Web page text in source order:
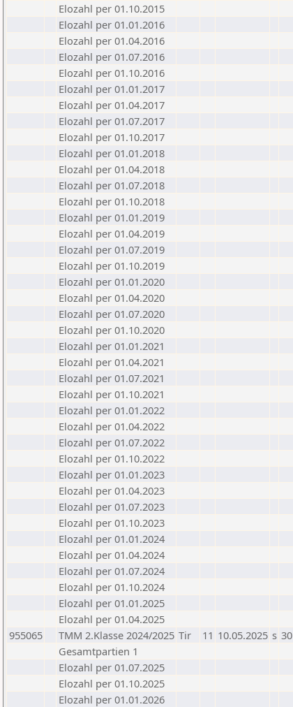
Elozahl per 01.10.2015
Elozahl per 01.01.2016
Elozahl per 01.04.2016
Elozahl per 01.07.2016
Elozahl per 01.10.2016
Elozahl per 01.01.2017
Elozahl per 01.04.2017
Elozahl per 01.07.2017
Elozahl per 01.10.2017
Elozahl per 01.01.2018
Elozahl per 01.04.2018
Elozahl per 01.07.2018
Elozahl per 01.10.2018
Elozahl per 01.01.2019
Elozahl per 01.04.2019
Elozahl per 01.07.2019
Elozahl per 01.10.2019
Elozahl per 01.01.2020
Elozahl per 01.04.2020
Elozahl per 01.07.2020
Elozahl per 01.10.2020
Elozahl per 01.01.2021
Elozahl per 01.04.2021
Elozahl per 01.07.2021
Elozahl per 01.10.2021
Elozahl per 01.01.2022
Elozahl per 01.04.2022
Elozahl per 01.07.2022
Elozahl per 01.10.2022
Elozahl per 01.01.2023
Elozahl per 01.04.2023
Elozahl per 01.07.2023
Elozahl per 01.10.2023
Elozahl per 01.01.2024
Elozahl per 01.04.2024
Elozahl per 01.07.2024
Elozahl per 01.10.2024
Elozahl per 01.01.2025
Elozahl per 01.04.2025
955065
TMM 2.Klasse 2024/2025 Tir 11 10.05.2025 s 30
Gesamtpartien 1
Elozahl per 01.07.2025
Elozahl per 01.10.2025
Elozahl per 01.01.2026